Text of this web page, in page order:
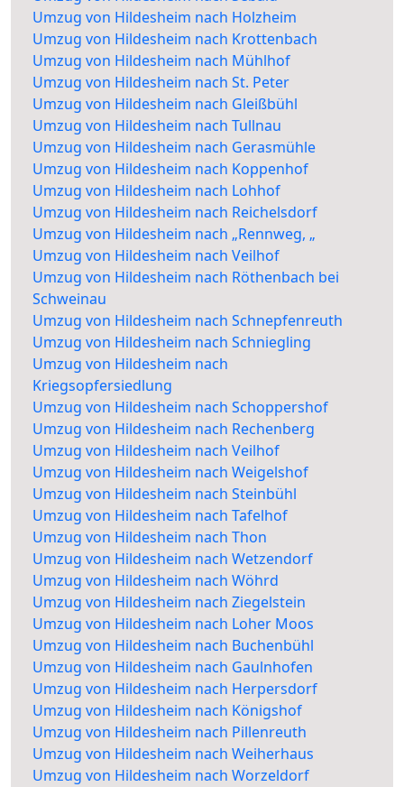
Umzug von Hildesheim nach Holzheim
Umzug von Hildesheim nach Krottenbach
Umzug von Hildesheim nach Mühlhof
Umzug von Hildesheim nach St. Peter
Umzug von Hildesheim nach Gleißbühl
Umzug von Hildesheim nach Tullnau
Umzug von Hildesheim nach Gerasmühle
Umzug von Hildesheim nach Koppenhof
Umzug von Hildesheim nach Lohhof
Umzug von Hildesheim nach Reichelsdorf
Umzug von Hildesheim nach „Rennweg, „
Umzug von Hildesheim nach Veilhof
Umzug von Hildesheim nach Röthenbach bei
Schweinau
Umzug von Hildesheim nach Schnepfenreuth
Umzug von Hildesheim nach Schniegling
Umzug von Hildesheim nach
Kriegsopfersiedlung
Umzug von Hildesheim nach Schoppershof
Umzug von Hildesheim nach Rechenberg
Umzug von Hildesheim nach Veilhof
Umzug von Hildesheim nach Weigelshof
Umzug von Hildesheim nach Steinbühl
Umzug von Hildesheim nach Tafelhof
Umzug von Hildesheim nach Thon
Umzug von Hildesheim nach Wetzendorf
Umzug von Hildesheim nach Wöhrd
Umzug von Hildesheim nach Ziegelstein
Umzug von Hildesheim nach Loher Moos
Umzug von Hildesheim nach Buchenbühl
Umzug von Hildesheim nach Gaulnhofen
Umzug von Hildesheim nach Herpersdorf
Umzug von Hildesheim nach Königshof
Umzug von Hildesheim nach Pillenreuth
Umzug von Hildesheim nach Weiherhaus
Umzug von Hildesheim nach Worzeldorf